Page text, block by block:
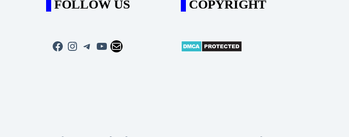
FOLLOW US
Facebook
Instagram
Telegram
YouTube
Mail
COPYRIGHT